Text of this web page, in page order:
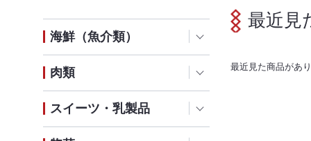
海鮮（魚介類）
肉類
スイーツ・乳製品
最近見
最近見た商品があり